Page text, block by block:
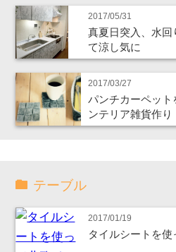
2017/05/31
真夏日突入、水回
て涼し気に
2017/03/27
パンチカーペット
ンテリア雑貨作り
テーブル
2017/01/19
タイルシートを